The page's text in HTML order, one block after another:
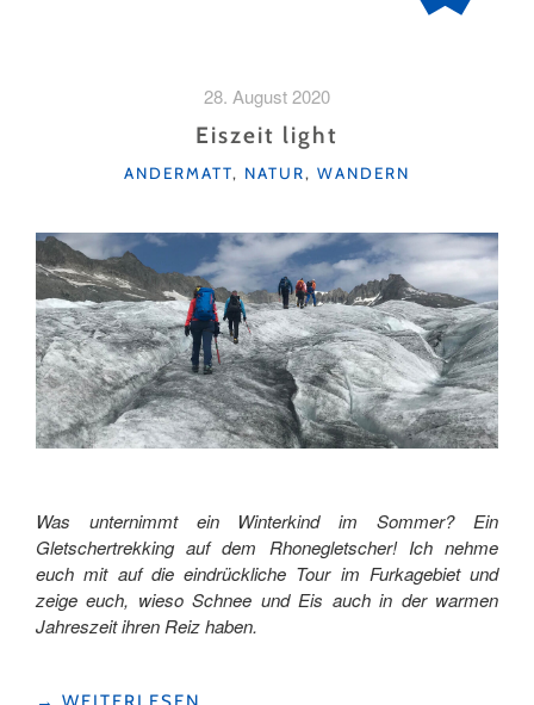
28. August 2020
Eiszeit light
KATEGORIEN
ANDERMATT, NATUR, WANDERN
Was unternimmt ein Winterkind im Sommer? Ein
Gletschertrekking auf dem Rhonegletscher! Ich nehme
euch mit auf die eindrückliche Tour im Furkagebiet und
zeige euch, wieso Schnee und Eis auch in der warmen
Jahreszeit ihren Reiz haben.
"EISZEIT